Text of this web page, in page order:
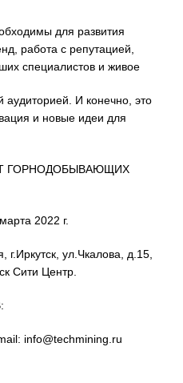
для развития
работа c репутацией,
специалистов и живое
И конечно, это
и новые идеи для
ГОРНОДОБЫВАЮЩИХ
2022 г.
ул.Чкалова, д.15,
Сити Центр.
info@techmining.ru